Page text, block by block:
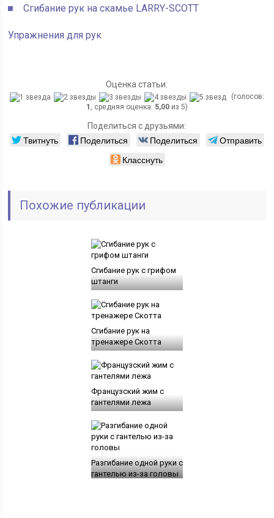
Сгибание рук на скамье LARRY-SCOTT
Упражнения для рук
Оценка статьи:
(голосов:
1 , средняя оценка: 5,00из 5)
Поделиться с друзьями:
Твитнуть Поделиться Поделиться
Отправить
Класснуть
Похожие публикации
Сгибание рук с грифом
штанги
Сгибание рук на
тренажере Скотта
Французский жим с
гантелями лежа
Разгибание одной руки с
гантелью из-за головы